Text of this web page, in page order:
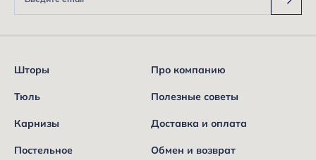
Шторы
Тюль
Карнизы
Постельное
Про компанию
Полезные советы
Доставка и оплата
Обмен и возврат